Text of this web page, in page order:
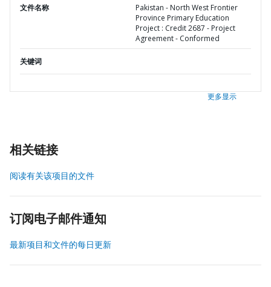
文件名称
Pakistan - North West Frontier
Province Primary Education
Project : Credit 2687 - Project
Agreement - Conformed
关键词
更多显示
相关链接
阅读有关该项目的文件
订阅电子邮件通知
最新项目和文件的每日更新